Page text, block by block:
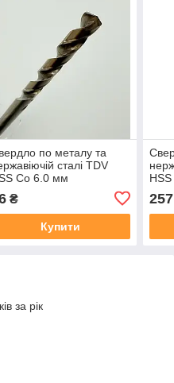
по металу та
сталі TDV
Co 6.0 мм
₴
Купити
257
за рік